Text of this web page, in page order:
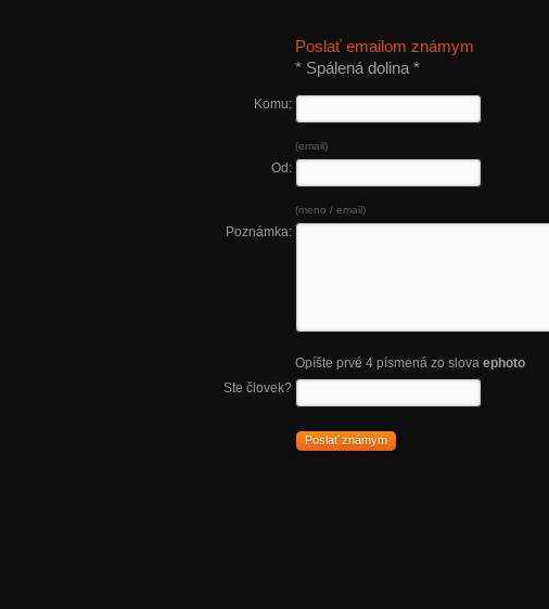
Poslať emailom známym
* Spálená dolina *
Komu:
(email)
Od:
(meno / email)
Poznámka:
Opíšte prvé 4 písmená zo slova ephoto
Ste človek?
Poslať známym